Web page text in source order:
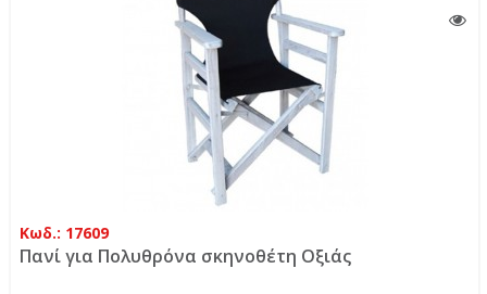
Κωδ.: 17609
Πανί για Πολυθρόνα σκηνοθέτη Οξιάς